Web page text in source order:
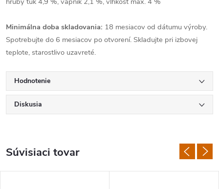
Minimálna doba skladovania: 18 mesiacov od dátumu výroby.
Spotrebujte do 6 mesiacov po otvorení. Skladujte pri izbovej
teplote, starostlivo uzavreté.
Hodnotenie
Diskusia
Súvisiaci tovar